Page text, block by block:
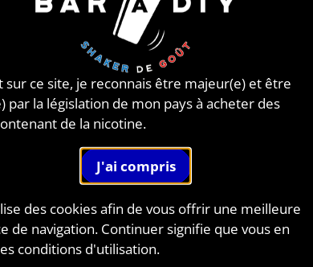
réalisé à PLOUESCAT - France par BAR à DIY®
mono propylène glycol végétal
de l'arôme Menthol E-Cig Extra dry net's propre de
Tabaccheria®. Disponible en flacon de 50ml,
500ml et 1L.
DES EXTRAITS DE TABAC !
est LA marque de référence en ce qui
de tabac . Leader sur le marchéitalienmais
découvrez leurs gammes propres mais
sur ce site, je reconnais être majeur(e) et être
par la législation de mon pays à acheter des
de la nicotine.
des cookies afin de vous offrir une meilleure
de navigation. Continuer signifie que vous en
conditions d'utilisation.